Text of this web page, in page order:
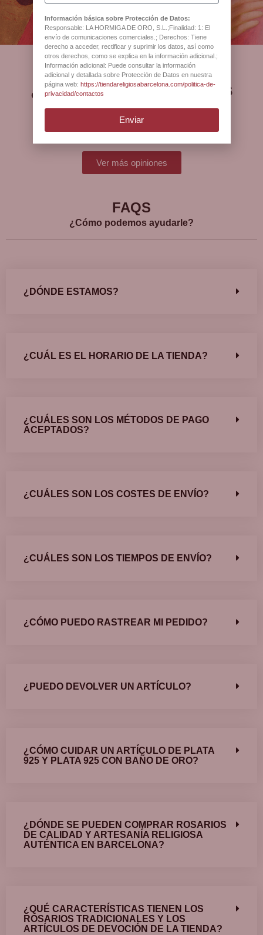
¿Qué opinan nuestros
clientes?
Ver más opiniones
FAQS
¿Cómo podemos ayudarle?
¿DÓNDE ESTAMOS?
¿CUÁL ES EL HORARIO DE LA TIENDA?
¿CUÁLES SON LOS MÉTODOS DE PAGO
ACEPTADOS?
¿CUÁLES SON LOS COSTES DE ENVÍO?
¿CUÁLES SON LOS TIEMPOS DE ENVÍO?
¿CÓMO PUEDO RASTREAR MI PEDIDO?
¿PUEDO DEVOLVER UN ARTÍCULO?
¿CÓMO CUIDAR UN ARTÍCULO DE PLATA
925 Y PLATA 925 CON BAÑO DE ORO?
¿DÓNDE SE PUEDEN COMPRAR ROSARIOS
DE CALIDAD Y ARTESANÍA RELIGIOSA
AUTÉNTICA EN BARCELONA?
¿QUÉ CARACTERÍSTICAS TIENEN LOS
ROSARIOS TRADICIONALES Y LOS
ARTÍCULOS DE DEVOCIÓN DE LA TIENDA?
Información básica sobre Protección de Datos:
Responsable: LA HORMIGA DE ORO, S.L.;Finalidad: 1: El
envío de comunicaciones comerciales.; Derechos: Tiene
derecho a acceder, rectificar y suprimir los datos, así como
otros derechos, como se explica en la información adicional.;
Información adicional: Puede consultar la información
adicional y detallada sobre Protección de Datos en nuestra
página web: https://tiendareligiosabarcelona.com/politica-de-
privacidad/contactos
Enviar